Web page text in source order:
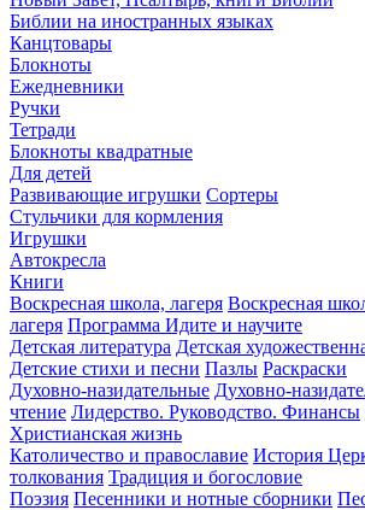
Библии на иностранных языках
Канцтовары
Блокноты
Ежедневники
Ручки
Тетради
Блокноты квадратные
Для детей
Развивающие игрушки Сортеры
Стульчики для кормления
Игрушки
Автокресла
Книги
Воскресная школа, лагеря Воскресная
лагеря Программа Идите и научите
Детская литература Детская
Детские стихи и песни Пазлы Раскраски
Духовно-назидательные Духовно-
чтение Лидерство. Руководство. Финансы
Христианская жизнь
Католичество и православие История
толкования Традиция и богословие
Поэзия Песенники и нотные сборники